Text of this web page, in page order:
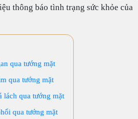
thông báo tình trạng sức khỏe của
qua tướng mặt
qua tướng mặt
lách qua tướng mặt
qua tướng mặt